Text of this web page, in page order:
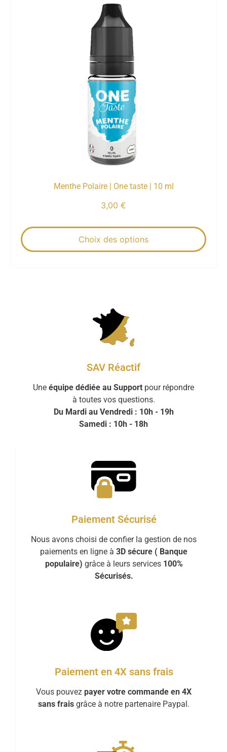
Menthe Polaire | One taste | 10 ml
3,00 €
Choix des options
SAV Réactif
Une équipe dédiée au Support pour répondre
à toutes vos questions.
Du Mardi au Vendredi : 10h - 19h
Samedi : 10h - 18h
Paiement Sécurisé
Nous avons choisi de confier la gestion de nos
paiements en ligne à 3D sécure ( Banque
populaire) grâce à leurs services 100%
Sécurisés.
Paiement en 4X sans frais
Vous pouvez payer votre commande en 4X
sans frais grâce à notre partenaire Paypal.